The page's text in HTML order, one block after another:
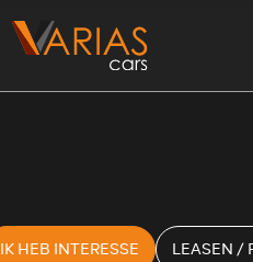
IK HEB INTERESSE LEASEN /